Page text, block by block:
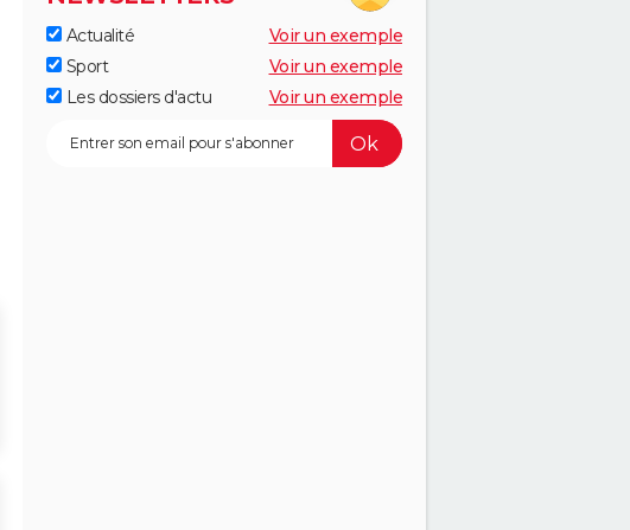
Actualité
Voir un exemple
Sport
Voir un exemple
Les dossiers d'actu
Voir un exemple